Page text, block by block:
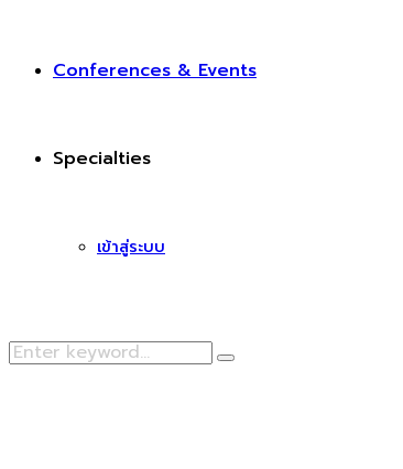
Conferences & Events
Specialties
เข้าสู่ระบบ
Search
Search